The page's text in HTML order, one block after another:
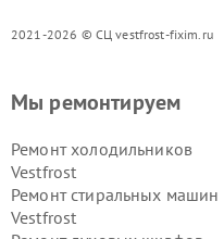
2021-2026 © СЦ vestfrost-fixim.ru
Мы ремонтируем
Ремонт холодильников
Vestfrost
Ремонт стиральных машин
Vestfrost